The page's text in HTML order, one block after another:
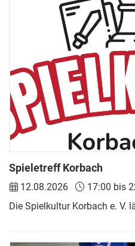
Spieletreff Korbach
12.08.2026
17:00 bis
Die Spielkultur Korbach e. V.